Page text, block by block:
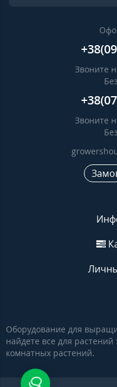
Звоните
Звоните
Оборудование для
найдете все для
комнатных растений.